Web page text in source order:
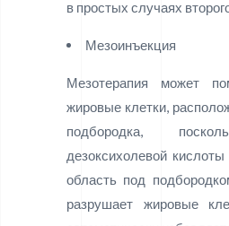
в простых случаях
Мезоинъекция
Мезотерапия может
жировые клетки,
подбородка,
дезоксихолевой
область под
разрушает жировые